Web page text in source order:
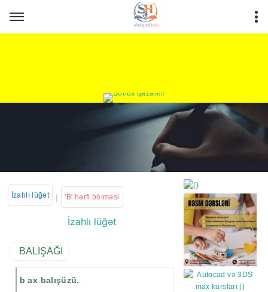
İzahlı lüğət | 'B' hərfi bölməsi
İzahlı lüğət
BALIŞAĞI
b ax balışüzü.
https://wa.me/